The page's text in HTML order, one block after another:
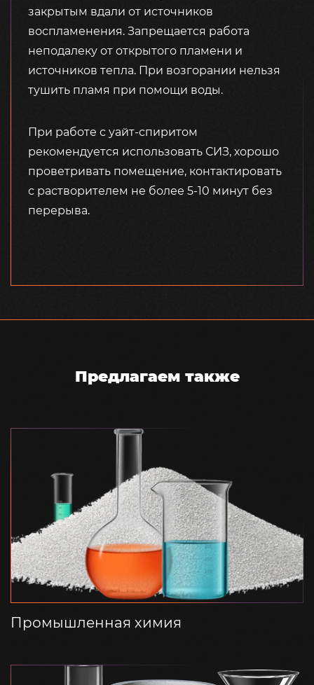
закрытым вдали от источников
воспламенения. Запрещается работа
неподалеку от открытого пламени и
источников тепла. При возгорании нельзя
тушить пламя при помощи воды.
При работе с уайт-спиритом
рекомендуется использовать СИЗ, хорошо
проветривать помещение, контактировать
с растворителем не более 5-10 минут без
перерыва.
Предлагаем также
Промышленная химия